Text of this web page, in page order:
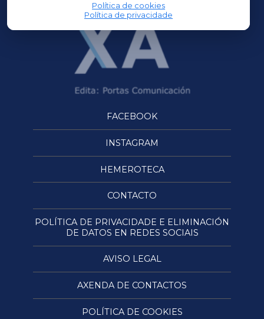
Política de cookies
Política de privacidade
FACEBOOK
INSTAGRAM
HEMEROTECA
CONTACTO
POLÍTICA DE PRIVACIDADE E ELIMINACIÓN
DE DATOS EN REDES SOCIAIS
AVISO LEGAL
AXENDA DE CONTACTOS
POLÍTICA DE COOKIES